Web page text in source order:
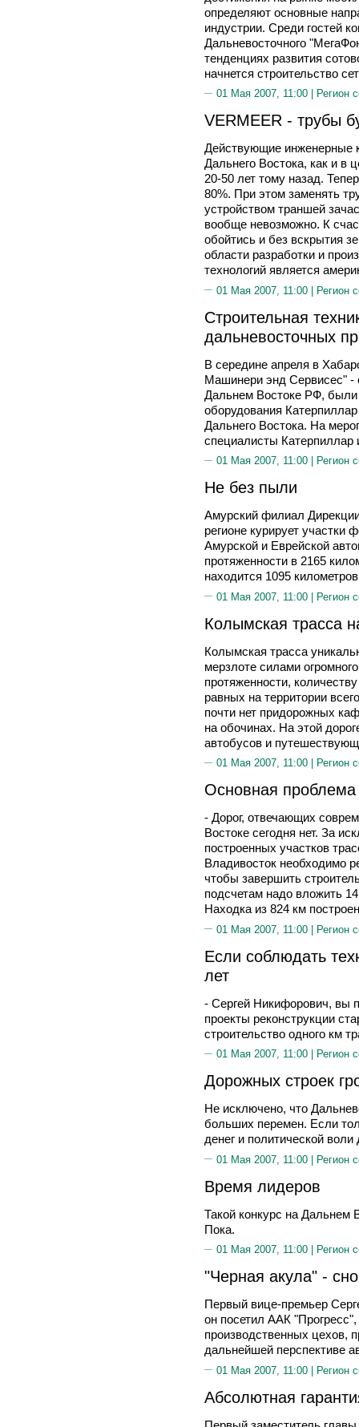
определяют основные
индустрии. Среди гостей
Дальневосточного
тенденциях развития
начнется строительство
01 Мая 2007, 11:00 | Регион
VERMEER - трубы
Действующие инженерные
Дальнего Востока, как и в
20-50 лет тому назад.
80%. При этом заменять
устройством траншей
вообще невозможно. К
обойтись и без вскрытия
области разработки и
технологий является
01 Мая 2007, 11:00 | Регион
Строительная
дальневосточных
В середине апреля в
Машинери энд Сервисес"
Дальнем Востоке РФ,
оборудования
Дальнего Востока. На
специалисты Катерпиллар
01 Мая 2007, 11:00 | Регион
Не без пыли
Амурский филиал
регионе курирует участки
Амурской и Еврейской
протяженности в 2165
находится 1095
01 Мая 2007, 11:00 | Регион
Колымская трасса
Колымская трасса
мерзлоте силами
протяженности,
равных на территории
почти нет придорожных
на обочинах. На этой
автобусов и
01 Мая 2007, 11:00 | Регион
Основная
- Дорог, отвечающих
Востоке сегодня нет. За
построенных участков
Владивосток необходимо
чтобы завершить
подсчетам надо вложить
Находка из 824 км
01 Мая 2007, 11:00 | Регион
Если соблюдать
лет
- Сергей Никифорович, вы
проекты реконструкции
строительство одного км
01 Мая 2007, 11:00 | Регион
Дорожных строек
Не исключено, что
больших перемен. Если
денег и политической
01 Мая 2007, 11:00 | Регион
Время лидеров
Такой конкурс на Дальнем
Пока.
01 Мая 2007, 11:00 | Регион
"Черная акула" -
Первый вице-премьер
он посетил ААК
производственных цехов,
дальнейшей перспективе
01 Мая 2007, 11:00 | Регион
Абсолютная